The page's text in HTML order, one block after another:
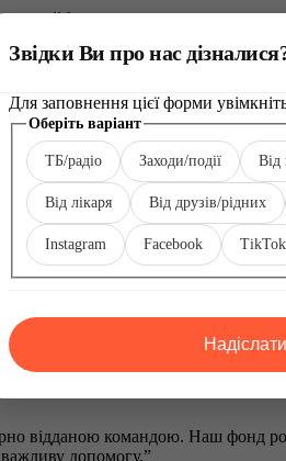
хоче повернутися
на протезування у центрі
всі українці, які постраждали
Superhumans?
відданою командою. Наш фонд
допомогу.”
Звідки Ви про нас
Для заповнення цієї форми
Інше
Оберіть
варіант
Оберіть варіант
ТБ/радіо Заходи/події Від
Від лікаря Від друзів/рідних
Instagram Facebook TikTok
Надіслати